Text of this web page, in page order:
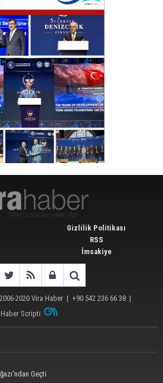
Gizlilik Politikası
RSS
İmsakiye
2020 Vira Haber | +90 542 236 66 38 |
Haber Scripti
Geçti